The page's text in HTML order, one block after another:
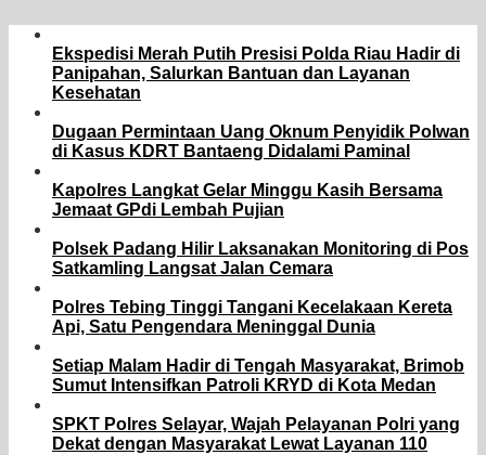
Ekspedisi Merah Putih Presisi Polda Riau Hadir di
Panipahan, Salurkan Bantuan dan Layanan
Kesehatan
Dugaan Permintaan Uang Oknum Penyidik Polwan
di Kasus KDRT Bantaeng Didalami Paminal
Kapolres Langkat Gelar Minggu Kasih Bersama
Jemaat GPdi Lembah Pujian
Polsek Padang Hilir Laksanakan Monitoring di Pos
Satkamling Langsat Jalan Cemara
Polres Tebing Tinggi Tangani Kecelakaan Kereta
Api, Satu Pengendara Meninggal Dunia
Setiap Malam Hadir di Tengah Masyarakat, Brimob
Sumut Intensifkan Patroli KRYD di Kota Medan
SPKT Polres Selayar, Wajah Pelayanan Polri yang
Dekat dengan Masyarakat Lewat Layanan 110